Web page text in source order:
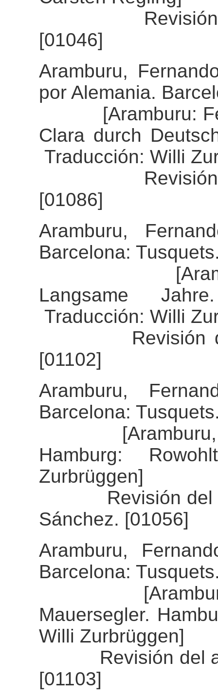
Revisión del
[01046]
Aramburu,
por Alemania.
[Aramburu:
Clara durch
Traducción: Willi
Revisión del
[01086]
Aramburu,
Barcelona:
[Aramburu,
Langsame
Traducción: Willi
Revisión del
[01102]
Aramburu,
Barcelona:
[Aramburu,
Hamburg:
Zurbrüggen]
Revisión del
Sánchez. [01056]
Aramburu,
Barcelona:
[Aramburu,
Mauersegler.
Willi Zurbrüggen]
Revisión del
[01103]